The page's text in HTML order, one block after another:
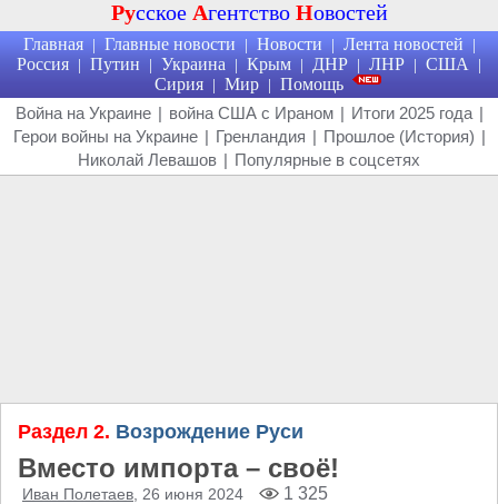
Русское Агентство Новостей
Главная | Главные новости | Новости | Лента новостей |
Россия | Путин | Украина | Крым | ДНР | ЛНР | США |
Сирия | Мир | Помощь
Война на Украине | война США с Ираном | Итоги 2025 года |
Герои войны на Украине | Гренландия | Прошлое (История) |
Николай Левашов | Популярные в соцсетях
Раздел 2. Возрождение Руси
Вместо импорта – своё!
Иван Полетаев , 26 июня 2024 1 325